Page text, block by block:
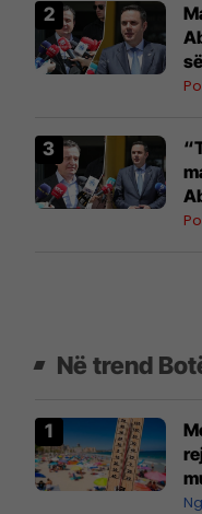
Në trend